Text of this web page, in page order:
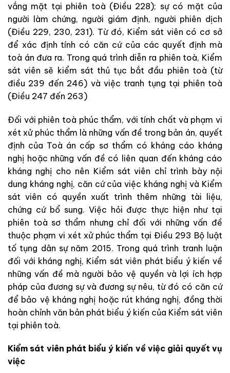
vắng mặt tại phiên toà (Điều 228); sự có mặt của
người làm chứng, người giám định, người phiên dịch
(Điều 229, 230, 231). Từ đó, Kiểm sát viên có cơ sở
để xác định tính có căn cứ của các quyết định mà
toà án đưa ra. Trong quá trình diễn ra phiên toà, Kiểm
sát viên sẽ kiểm sát thủ tục bắt đầu phiên toà (từ
điều 239 đến 246) và việc tranh tụng tại phiên toà
(Điều 247 đến 263)
Đối với phiên toà phúc thẩm, với tính chất và phạm vi
xét xử phúc thẩm là những vấn đề trong bản án, quyết
định của Toà án cấp sơ thẩm có kháng cáo kháng
nghị hoặc những vấn đề có liên quan đến kháng cáo
kháng nghị cho nên Kiểm sát viên chỉ trình bày nội
dung kháng nghị, căn cứ của việc kháng nghị và Kiểm
sát viên có quyền xuất trình thêm những tài liệu,
chứng cứ bổ sung. Việc hỏi được thực hiện như tại
phiên toà sơ thẩm nhưng chỉ đối với những vấn đề
thuộc phạm vi xét xử phúc thẩm tại Điều 293 Bộ luật
tố tụng dân sự năm 2015. Trong quá trình tranh luận
đối với kháng nghị, Kiểm sát viên phát biểu ý kiến về
những vấn đề mà người bảo vệ quyền và lợi ích hợp
pháp của đương sự và đương sự nêu, từ đó có căn cứ
để bảo vệ kháng nghị hoặc rút kháng nghị, đồng thời
hoàn chỉnh văn bản phát biểu ý kiến của Kiểm sát viên
tại phiên toà.
Kiểm sát viên phát biểu ý kiến về việc giải quyết vụ
việc